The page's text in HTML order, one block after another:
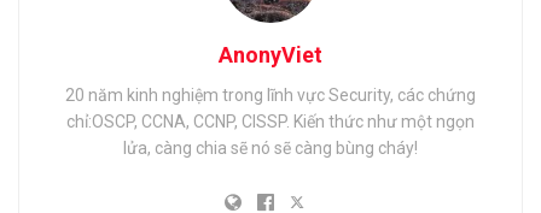
AnonyViet
20 năm kinh nghiệm trong lĩnh vực Security, các chứng
chỉ:OSCP, CCNA, CCNP, CISSP. Kiến thức như một ngọn
lửa, càng chia sẽ nó sẽ càng bùng cháy!